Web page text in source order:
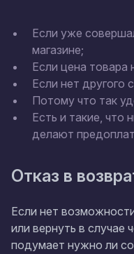
Если уже
магазине;
Если цена товара
Если нет другого
Потому что так
Есть и такие, что
делают
Отказ в
Если нет
или вернуть в случае
подумает нужно ли